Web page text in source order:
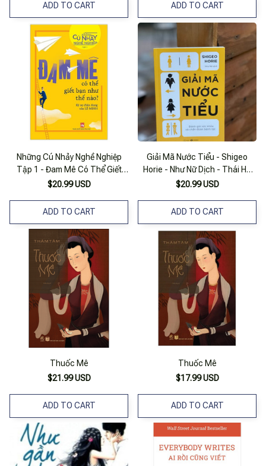
ADD TO CART ADD TO CART
Những Cú Nhảy Nghề Nghiệp
Tập 1 - Đam Mê Có Thể Giết
Bạn Như Thế Nào?
$20.99 USD
ADD TO CART
Giải Mã Nước Tiểu - Shigeo
Horie - Như Nữ Dịch - Thái Hà
Books– Nxb Thế Giới
$20.99 USD
ADD TO CART
Thuốc Mê
$21.99 USD
ADD TO CART
Thuốc Mê
$17.99 USD
ADD TO CART